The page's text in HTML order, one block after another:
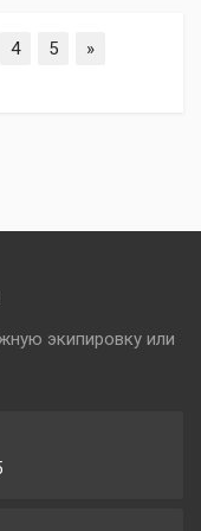
4 5
»
экипировку или